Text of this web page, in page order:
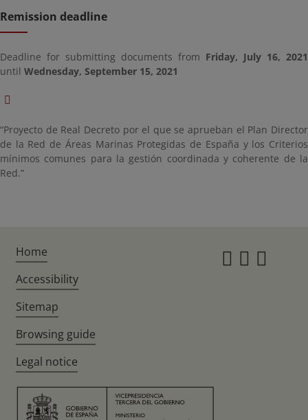
Remission deadline
Deadline for submitting documents from Friday, July 16, 2021
until Wednesday, September 15, 2021
“Proyecto de Real Decreto por el que se aprueban el Plan Director
de la Red de Áreas Marinas Protegidas de España y los Criterios
mínimos comunes para la gestión coordinada y coherente de la
Red.”
Home
Accessibility
Sitemap
Browsing guide
Legal notice